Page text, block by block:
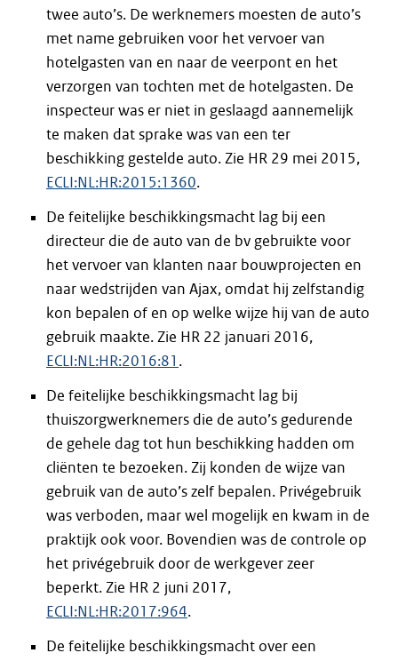
twee auto’s. De werknemers moesten de auto’s
met name gebruiken voor het vervoer van
hotelgasten van en naar de veerpont en het
verzorgen van tochten met de hotelgasten. De
inspecteur was er niet in geslaagd aannemelijk
te maken dat sprake was van een ter
beschikking gestelde auto. Zie HR 29 mei 2015,
ECLI:NL:HR:2015:1360.
De feitelijke beschikkingsmacht lag bij een
directeur die de auto van de bv gebruikte voor
het vervoer van klanten naar bouwprojecten en
naar wedstrijden van Ajax, omdat hij zelfstandig
kon bepalen of en op welke wijze hij van de auto
gebruik maakte. Zie HR 22 januari 2016,
ECLI:NL:HR:2016:81 .
De feitelijke beschikkingsmacht lag bij
thuiszorgwerknemers die de auto’s gedurende
de gehele dag tot hun beschikking hadden om
cliënten te bezoeken. Zij konden de wijze van
gebruik van de auto’s zelf bepalen. Privégebruik
was verboden, maar wel mogelijk en kwam in de
praktijk ook voor. Bovendien was de controle op
het privégebruik door de werkgever zeer
beperkt. Zie HR 2 juni 2017,
ECLI:NL:HR:2017:964.
De feitelijke beschikkingsmacht over een